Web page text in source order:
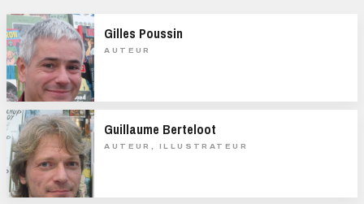
Gilles Poussin
AUTEUR
Guillaume Berteloot
AUTEUR, ILLUSTRATEUR